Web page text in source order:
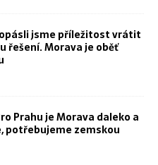
jsme příležitost vrátit
řešení. Morava je oběť
Prahu je Morava daleko a
potřebujeme zemskou